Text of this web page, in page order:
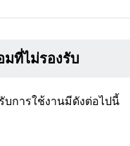
ที่ไม่รองรับ
การใช้งานมีดังต่อไปนี้